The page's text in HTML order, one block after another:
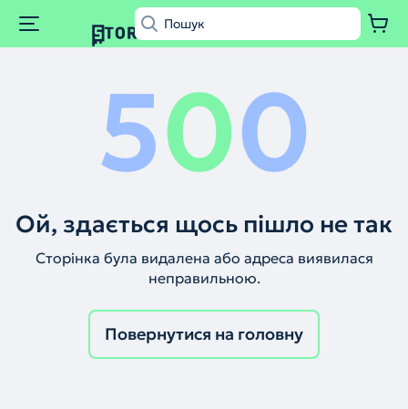
500
Ой, здається щось пішло не так
Сторінка була видалена або адреса виявилася
неправильною.
Повернутися на головну